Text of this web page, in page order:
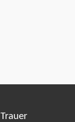
Trauer